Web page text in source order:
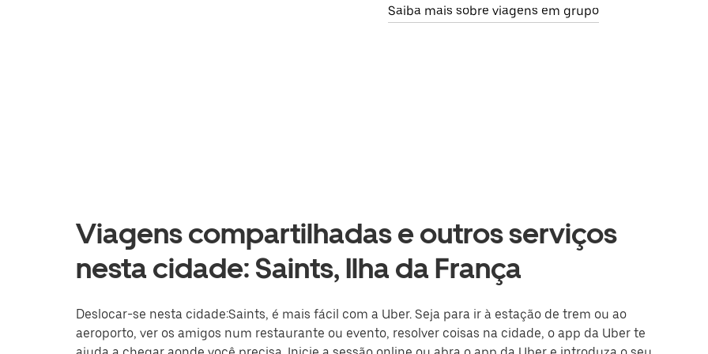
Saiba mais sobre viagens em grupo
Viagens compartilhadas e outros serviços
nesta cidade: Saints, Ilha da França
Deslocar-se nesta cidade:Saints, é mais fácil com a Uber. Seja para ir à estação de trem ou ao
aeroporto, ver os amigos num restaurante ou evento, resolver coisas na cidade, o app da Uber te